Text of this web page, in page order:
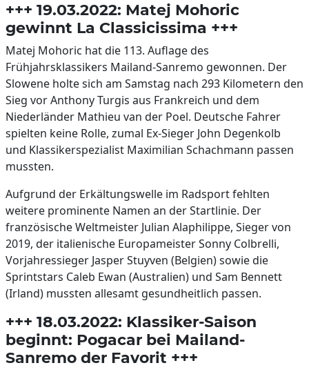
+++ 19.03.2022: Matej Mohoric
gewinnt La Classicissima +++
Matej Mohoric hat die 113. Auflage des
Frühjahrsklassikers Mailand-Sanremo gewonnen. Der
Slowene holte sich am Samstag nach 293 Kilometern den
Sieg vor Anthony Turgis aus Frankreich und dem
Niederländer Mathieu van der Poel. Deutsche Fahrer
spielten keine Rolle, zumal Ex-Sieger John Degenkolb
und Klassikerspezialist Maximilian Schachmann passen
mussten.
Aufgrund der Erkältungswelle im Radsport fehlten
weitere prominente Namen an der Startlinie. Der
französische Weltmeister Julian Alaphilippe, Sieger von
2019, der italienische Europameister Sonny Colbrelli,
Vorjahressieger Jasper Stuyven (Belgien) sowie die
Sprintstars Caleb Ewan (Australien) und Sam Bennett
(Irland) mussten allesamt gesundheitlich passen.
+++ 18.03.2022: Klassiker-Saison
beginnt: Pogacar bei Mailand-
Sanremo der Favorit +++